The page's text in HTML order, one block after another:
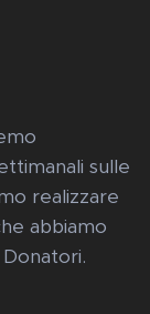
sulle
realizzare
abbiamo